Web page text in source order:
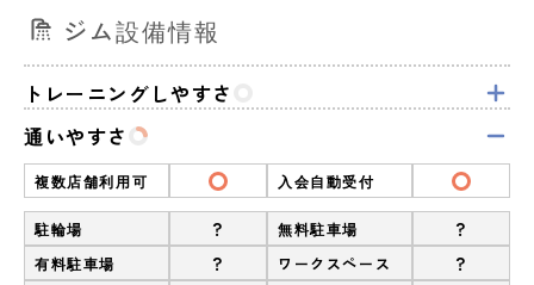
ジム設備情報
トレーニングしやすさ
通いやすさ
複数店舗利用可 入会自動受付
駐輪場 ? 無料駐車場 ?
有料駐車場 ? ワークスペース ?